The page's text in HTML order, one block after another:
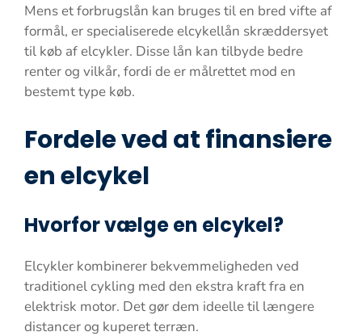
Mens et forbrugslån kan bruges til en bred vifte af
formål, er specialiserede elcykellån skræddersyet
til køb af elcykler. Disse lån kan tilbyde bedre
renter og vilkår, fordi de er målrettet mod en
bestemt type køb.
Fordele ved at finansiere
en elcykel
Hvorfor vælge en elcykel?
Elcykler kombinerer bekvemmeligheden ved
traditionel cykling med den ekstra kraft fra en
elektrisk motor. Det gør dem ideelle til længere
distancer og kuperet terræn.